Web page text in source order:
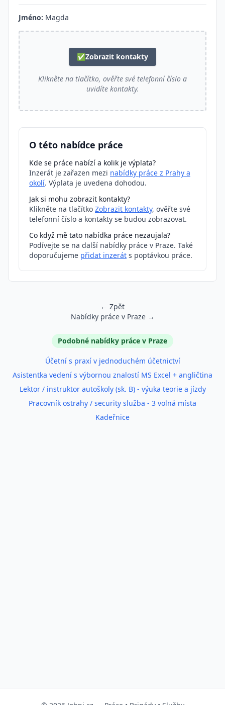
Jméno: Magda
✅Zobrazit kontakty
Klikněte na tlačítko, ověřte své telefonní číslo a
uvidíte kontakty.
O této nabídce práce
Kde se práce nabízí a kolik je výplata?
Inzerát je zařazen mezi nabídky práce z Prahy a
okolí. Výplata je uvedena dohodou.
Jak si mohu zobrazit kontakty?
Klikněte na tlačítko Zobrazit kontakty, ověřte své
telefonní číslo a kontakty se budou zobrazovat.
Co když mě tato nabídka práce nezaujala?
Podívejte se na další nabídky práce v Praze. Také
doporučujeme přidat inzerát s poptávkou práce.
← Zpět
Nabídky práce v Praze →
Podobné inzerátyPodobné nabídky práce v Praze
Účetní s praxí v jednoduchém účetnictví
Asistentka vedení s výbornou znalostí MS Excel + angličtina
Lektor / instruktor autoškoly (sk. B) - výuka teorie a jízdy
Pracovník ostrahy / security služba - 3 volná místa
Kadeřnice